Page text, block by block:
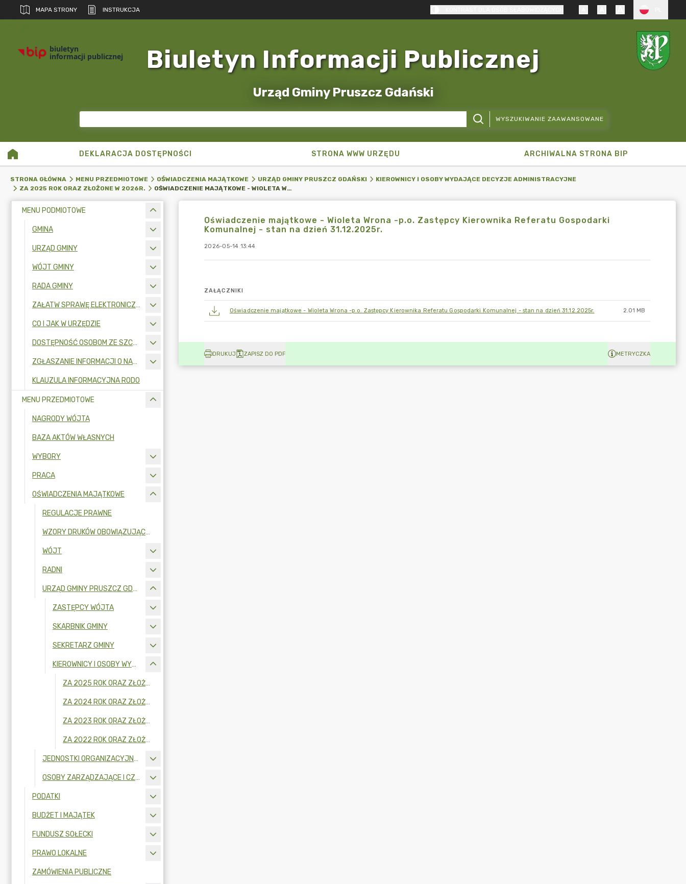
MAPA STRONY INSTRUKCJA
biuletyn
informacji publicznej Biuletyn Informacji Publicznej
Urząd Gminy Pruszcz Gdański
WYSZUKIWANIE ZAAWANSOWANE
DEKLARACJA DOSTĘPNOŚCI STRONA WWW URZĘDU ARCHIWALNA STRONA BIP
STRONA GŁÓWNA MENU PRZEDMIOTOWE OŚWIADCZENIA MAJĄTKOWE URZĄD GMINY PRUSZCZ GDAŃSKI
KIEROWNICY I OSOBY WYDAJĄCE DECYZJE ADMINISTRACYJNE
ZA 2025 ROK ORAZ ZŁOŻONE W 2026R.
OŚWIADCZENIE MAJĄTKOWE - WIOLETA WRONA -P.O. ZASTĘPCY KIEROWNIKA REFERATU GOSPODARKI KOMUNALNEJ - STAN NA DZIEŃ 31.12.2025R.
MENU PODMIOTOWE
GMINA
URZĄD GMINY
WÓJT GMINY
RADA GMINY
ZAŁATW SPRAWĘ ELEKTRONICZNIE
CO I JAK W URZĘDZIE
DOSTĘPNOŚĆ OSOBOM ZE SZCZEGÓLNYMI POTRZEBAMI
ZGŁASZANIE INFORMACJI O NARUSZENIU PRAWA I OCHRONA SYGNALISTÓW
KLAUZULA INFORMACYJNA RODO
MENU PRZEDMIOTOWE
NAGRODY WÓJTA
BAZA AKTÓW WŁASNYCH
WYBORY
PRACA
OŚWIADCZENIA MAJĄTKOWE
REGULACJE PRAWNE
WZORY DRUKÓW OBOWIĄZUJĄCYCH OD 1 LIPCA 2017 R.
WÓJT
RADNI
URZĄD GMINY PRUSZCZ GDAŃSKI
ZASTĘPCY WÓJTA
SKARBNIK GMINY
SEKRETARZ GMINY
KIEROWNICY I OSOBY WYDAJĄCE DECYZJE ADMINISTRACYJNE
ZA 2025 ROK ORAZ ZŁOŻONE W 2026R.
ZA 2024 ROK ORAZ ZŁOŻONE W 2025R.
ZA 2023 ROK ORAZ ZŁOŻONE W 2024R.
ZA 2022 ROK ORAZ ZŁOŻONE W 2023R.
JEDNOSTKI ORGANIZACYJNE - KIEROWNICY I OSOBY WYDAJĄCE DECYZJE ADMINISTRACYJNE
OSOBY ZARZĄDZAJĄCE I CZŁONKOWIE ORGANU ZARZĄDZAJĄCEGO GMINNĄ OSOBĄ PRAWNĄ
PODATKI
BUDŻET I MAJĄTEK
FUNDUSZ SOŁECKI
PRAWO LOKALNE
ZAMÓWIENIA PUBLICZNE
Oświadczenie majątkowe - Wioleta Wrona -p.o. Zastępcy Kierownika Referatu Gospodarki
Komunalnej - stan na dzień 31.12.2025r.
2026-05-14 13:44
ZAŁĄCZNIKI
Oświadczenie majątkowe - Wioleta Wrona -p.o. Zastępcy Kierownika Referatu Gospodarki Komunalnej - stan na dzień 31.12.2025r. 2.01 MB
DRUKUJ ZAPISZ DO PDF METRYCZKA